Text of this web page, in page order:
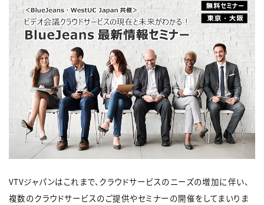
VTVジャパンはこれまで、クラウドサービスのニーズの増加に伴い、
複数のクラウドサービスのご提供やセミナーの開催をしてまいりま